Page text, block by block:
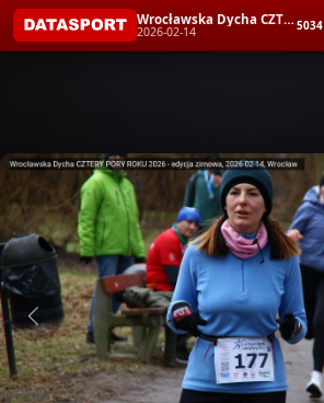
Wrocławska Dycha CZTERY PORY ROKU 2026 - edycja zimowa
2026-02-14 5034